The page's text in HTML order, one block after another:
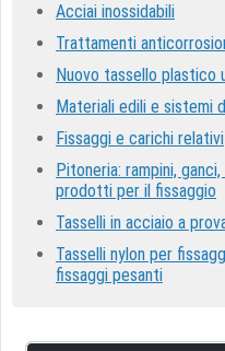
Acciai inossidabili
Trattamenti
Nuovo tassello plastico
Materiali edili e sistemi
Fissaggi e carichi relativi
Pitoneria: rampini,
prodotti per il fissaggio
Tasselli in acciaio a
Tasselli nylon per
fissaggi pesanti